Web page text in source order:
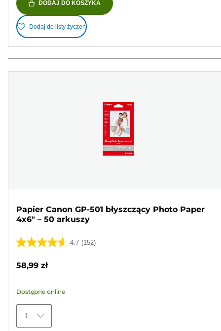
DODAJ DO KOSZYKA
Dodaj do listy życzeń
Papier Canon GP-501 błyszczący Photo Paper
4x6" – 50 arkuszy
4.7 (152)
4.7
5
152
Recenzji
58,99 zł
Dostępne online
1